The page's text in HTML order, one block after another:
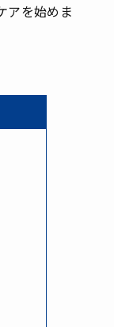
アを始めま